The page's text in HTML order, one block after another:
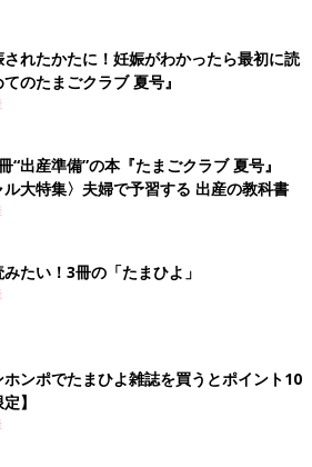
れたかたに！妊娠がわかったら最初に読
のたまごクラブ 夏号』
“出産準備”の本『たまごクラブ 夏号』
ル大特集〉夫婦で予習する 出産の教科書
たい！3冊の「たまひよ」
ホンポでたまひよ雑誌を買うとポイント10
】